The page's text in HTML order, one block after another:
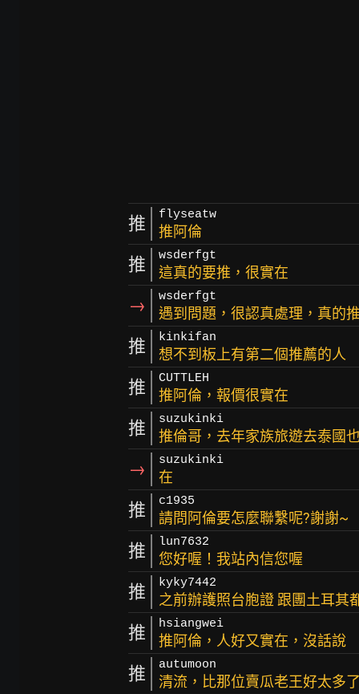
推 flyseatw
推阿倫
推 wsderfgt
這真的要推，很實在
→ wsderfgt
遇到問題，很認真處理，真的
推 kinkifan
想不到板上有第二個推薦的人
推 CUTTLEH
推阿倫，報價很實在
推 suzukinki
推倫哥，去年家族旅遊去泰國
→ suzukinki
在
推 c1935
請問阿倫要怎麼聯繫呢?謝謝~
推 lun7632
您好喔！我站內信您喔
推 kyky7442
之前辦護照台胞證 跟團土耳其
推 hsiangwei
推阿倫，人好又實在，沒話說
推 autumoon
清流，比那位賣瓜老王好太多